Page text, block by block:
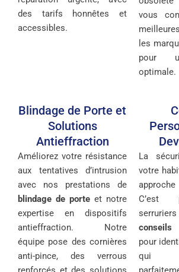
des tarifs honnêtes et
accessibles.
vous
les
pour
optimale.
Blindage de Porte et
Solutions
Antieffraction
Améliorez votre résistance
aux tentatives d’intrusion
avec nos prestations de
blindage de porte et notre
expertise en dispositifs
antieffraction. Notre
équipe pose des cornières
anti-pince, des verrous
La
votre
C’est
pour
qui